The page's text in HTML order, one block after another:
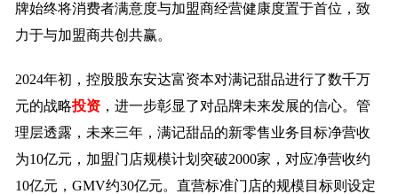
牌始终将消费者满意度与加盟商经营健康度置于首位，致
力于与加盟商共创共赢。
2024年初，控股股东安达富资本对满记甜品进行了数千万
元的战略投资，进一步彰显了对品牌未来发展的信心。管
理层透露，未来三年，满记甜品的新零售业务目标净营收
为10亿元，加盟门店规模计划突破2000家，对应净营收约
10亿元，GMV约30亿元。直营标准门店的规模目标则设定